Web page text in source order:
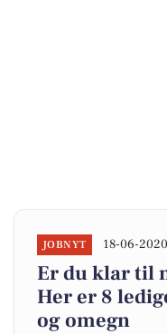
JOBNYT 18-06-
Er du klar til
Her er 8
og omegn